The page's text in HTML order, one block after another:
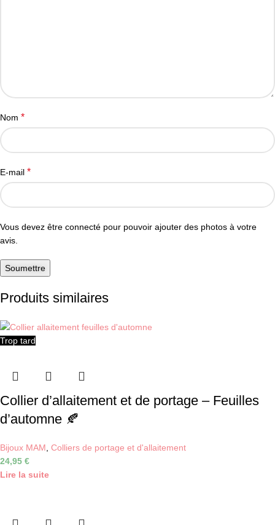
Nom *
E-mail *
Vous devez être connecté pour pouvoir ajouter des photos à votre
avis.
Produits similaires
Trop tard
Collier d’allaitement et de portage – Feuilles
d’automne 🍂
Bijoux MAM Colliers de portage et d'allaitement
24,95 €
Lire la suite